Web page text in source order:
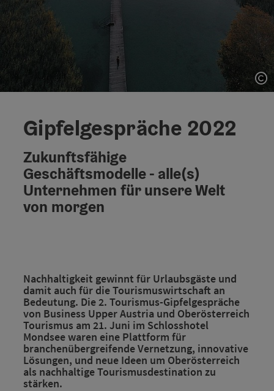
Gipfelgespräche 2022
Zukunftsfähige
Geschäftsmodelle - alle(s)
Unternehmen für unsere Welt
von morgen
Nachhaltigkeit gewinnt für Urlaubsgäste und
damit auch für die Tourismuswirtschaft an
Bedeutung. Die 2. Tourismus-Gipfelgespräche
von Business Upper Austria und Oberösterreich
Tourismus am 21. Juni im Schlosshotel
Mondsee waren eine Plattform für
branchenübergreifende Vernetzung, innovative
Lösungen, und neue Ideen um Oberösterreich
als nachhaltige Tourismusdestination zu
stärken.